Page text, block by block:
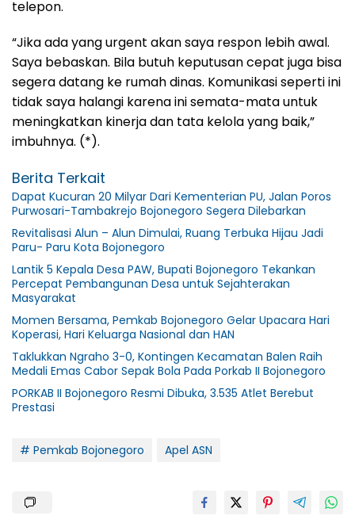
telepon.
“Jika ada yang urgent akan saya respon lebih awal.
Saya bebaskan. Bila butuh keputusan cepat juga bisa
segera datang ke rumah dinas. Komunikasi seperti ini
tidak saya halangi karena ini semata-mata untuk
meningkatkan kinerja dan tata kelola yang baik,”
imbuhnya. (*).
Berita Terkait
Dapat Kucuran 20 Milyar Dari Kementerian PU, Jalan Poros
Purwosari-Tambakrejo Bojonegoro Segera Dilebarkan
Revitalisasi Alun – Alun Dimulai, Ruang Terbuka Hijau Jadi
Paru- Paru Kota Bojonegoro
Lantik 5 Kepala Desa PAW, Bupati Bojonegoro Tekankan
Percepat Pembangunan Desa untuk Sejahterakan
Masyarakat
Momen Bersama, Pemkab Bojonegoro Gelar Upacara Hari
Koperasi, Hari Keluarga Nasional dan HAN
Taklukkan Ngraho 3-0, Kontingen Kecamatan Balen Raih
Medali Emas Cabor Sepak Bola Pada Porkab II Bojonegoro
PORKAB II Bojonegoro Resmi Dibuka, 3.535 Atlet Berebut
Prestasi
# Pemkab Bojonegoro Apel ASN